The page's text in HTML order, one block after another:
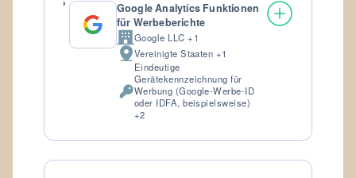
Google Analytics Funktionen
für Werbeberichte
Firma:Google LLC +1
Verarbeitungsort:
Vereinigte Staaten +1
Verarbeitete
personenbezogene
Daten:
Eindeutige
Gerätekennzeichnung für
Werbung (Google-Werbe-ID
oder IDFA, beispielsweise)
+2